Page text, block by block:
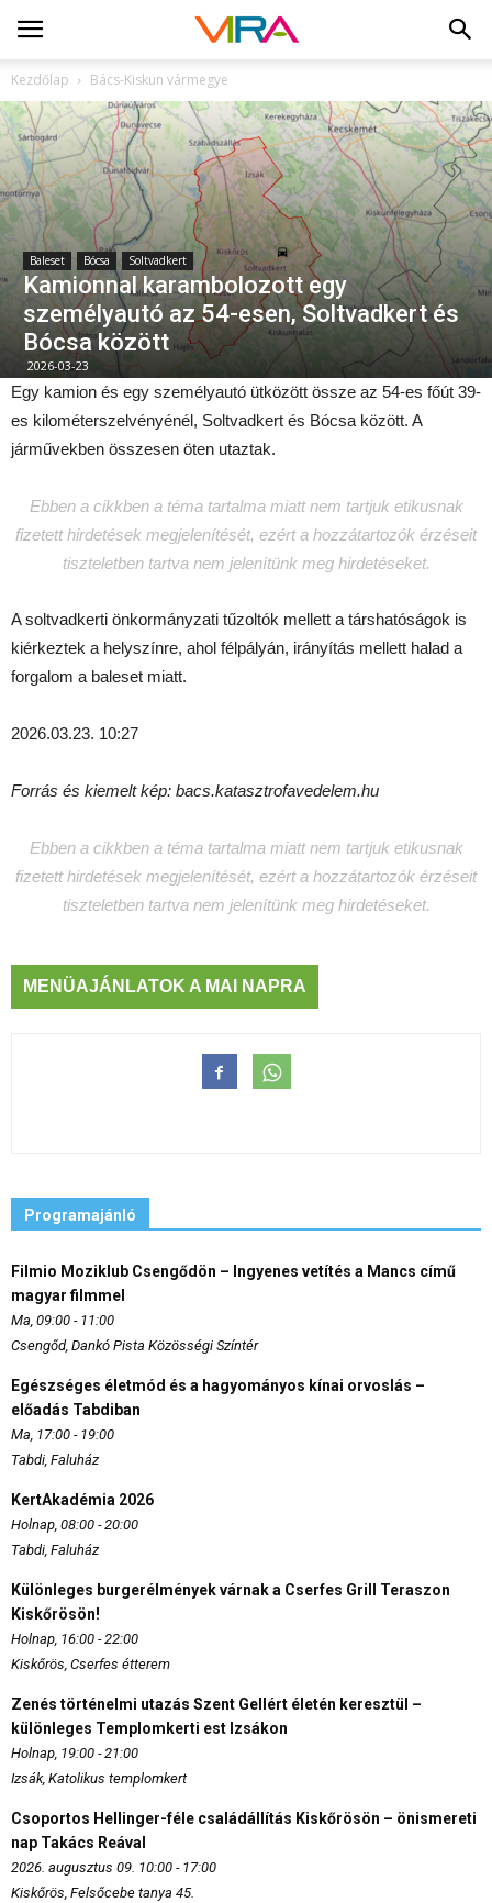
Kezdőlap Bács-Kiskun vármegye
Baleset Bócsa Soltvadkert
Kamionnal karambolozott egy
személyautó az 54-esen, Soltvadkert és
Bócsa között
2026-03-23
Egy kamion és egy személyautó ütközött össze az 54-es főút 39-
es kilométerszelvényénél, Soltvadkert és Bócsa között. A
járművekben összesen öten utaztak.
Ebben a cikkben a téma tartalma miatt nem tartjuk etikusnak
fizetett hirdetések megjelenítését, ezért a hozzátartozók érzéseit
tiszteletben tartva nem jelenítünk meg hirdetéseket.
A soltvadkerti önkormányzati tűzoltók mellett a társhatóságok is
kiérkeztek a helyszínre, ahol félpályán, irányítás mellett halad a
forgalom a baleset miatt.
2026.03.23. 10:27
Forrás és kiemelt kép: bacs.katasztrofavedelem.hu
Ebben a cikkben a téma tartalma miatt nem tartjuk etikusnak
fizetett hirdetések megjelenítését, ezért a hozzátartozók érzéseit
tiszteletben tartva nem jelenítünk meg hirdetéseket.
MENÜAJÁNLATOK A MAI NAPRA
Programajánló
Filmio Moziklub Csengődön – Ingyenes vetítés a Mancs című
magyar filmmel
Ma, 09:00 - 11:00
Csengőd, Dankó Pista Közösségi Színtér
Egészséges életmód és a hagyományos kínai orvoslás –
előadás Tabdiban
Ma, 17:00 - 19:00
Tabdi, Faluház
KertAkadémia 2026
Holnap, 08:00 - 20:00
Tabdi, Faluház
Különleges burgerélmények várnak a Cserfes Grill Teraszon
Kiskőrösön!
Holnap, 16:00 - 22:00
Kiskőrös, Cserfes étterem
Zenés történelmi utazás Szent Gellért életén keresztül –
különleges Templomkerti est Izsákon
Holnap, 19:00 - 21:00
Izsák, Katolikus templomkert
Csoportos Hellinger-féle családállítás Kiskőrösön – önismereti
nap Takács Reával
2026. augusztus 09. 10:00 - 17:00
Kiskőrös, Felsőcebe tanya 45.